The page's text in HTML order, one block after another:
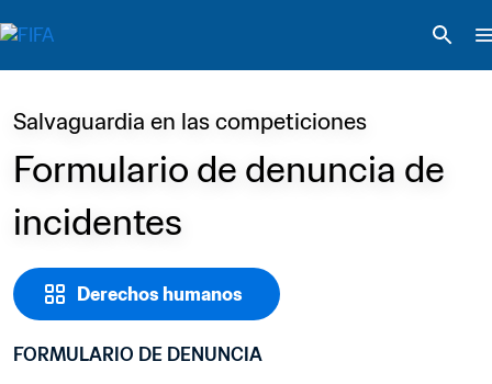
Derechos humanos
Salvaguardia en las competiciones
Formulario de denuncia de
incidentes
FORMULARIO DE DENUNCIA